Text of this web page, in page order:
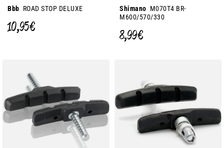
Bbb ROAD STOP DELUXE
10,95 €
Shimano M070T4 BR-
M600/570/330
8,99 €